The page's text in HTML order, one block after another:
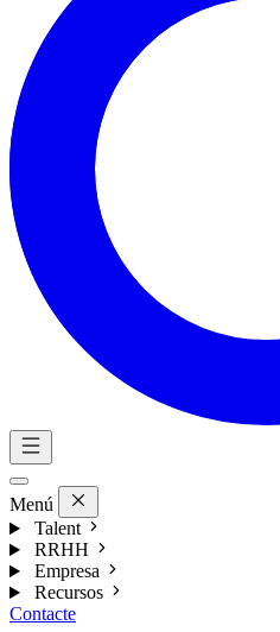
Menú
Talent
RRHH
Empresa
Recursos
Contacte